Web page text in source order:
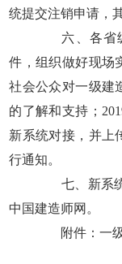
统提交注销申请，
六、各省级
件，组织做好现场
社会公众对一级建
的了解和支持；
新系统对接，并上
行通知。
七、新系统
中国建造师网。
附件：一级